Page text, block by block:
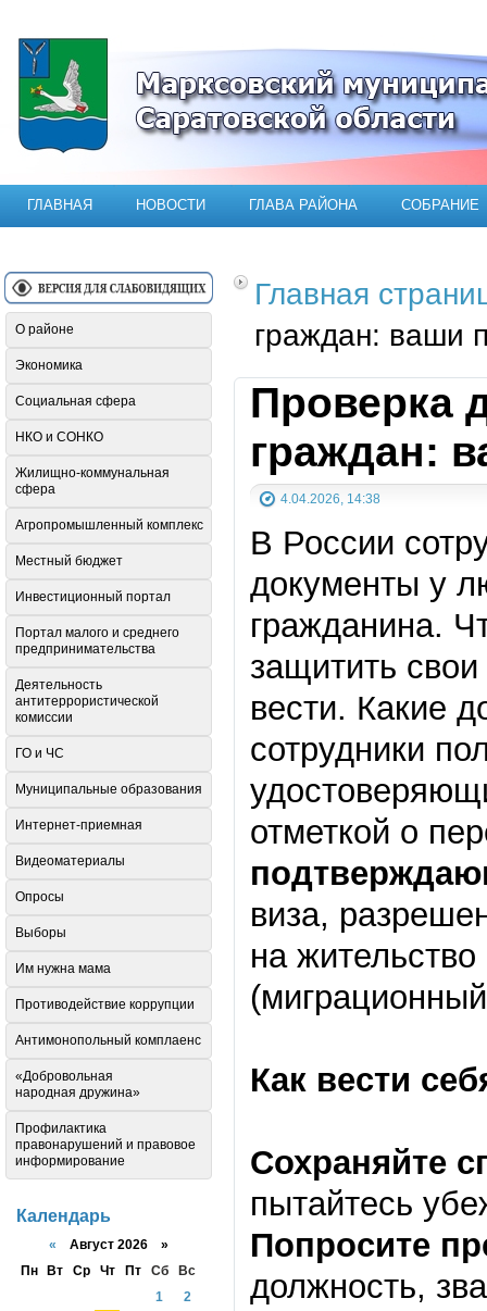
Официальный сайт Марксовского
ГЛАВНАЯ НОВОСТИ ГЛАВА РАЙОНА СОБРАНИЕ
Главная
граждан: ваши
Проверка
граждан:
4.04.2026, 14:38
В России
документы у
гражданина.
защитить
вести. Какие
сотрудники
отметкой о
виза,
на
Как вести
Сохраняйте
пытайтесь
Попросите
должность,
О районе
Экономика
Социальная сфера
НКО и СОНКО
Жилищно-коммунальная
сфера
Агропромышленный комплекс
Местный бюджет
Инвестиционный портал
Портал малого и среднего
предпринимательства
Деятельность
антитеррористической
комиссии
ГО и ЧС
Муниципальные образования
Интернет-приемная
Видеоматериалы
Опросы
Выборы
Им нужна мама
Противодействие коррупции
Антимонопольный комплаенс
«Добровольная
народная дружина»
Профилактика
правонарушений и правовое
информирование
Календарь
« Август 2026 »
Пн
Вт Ср Чт Пт Сб
Вс
1
2